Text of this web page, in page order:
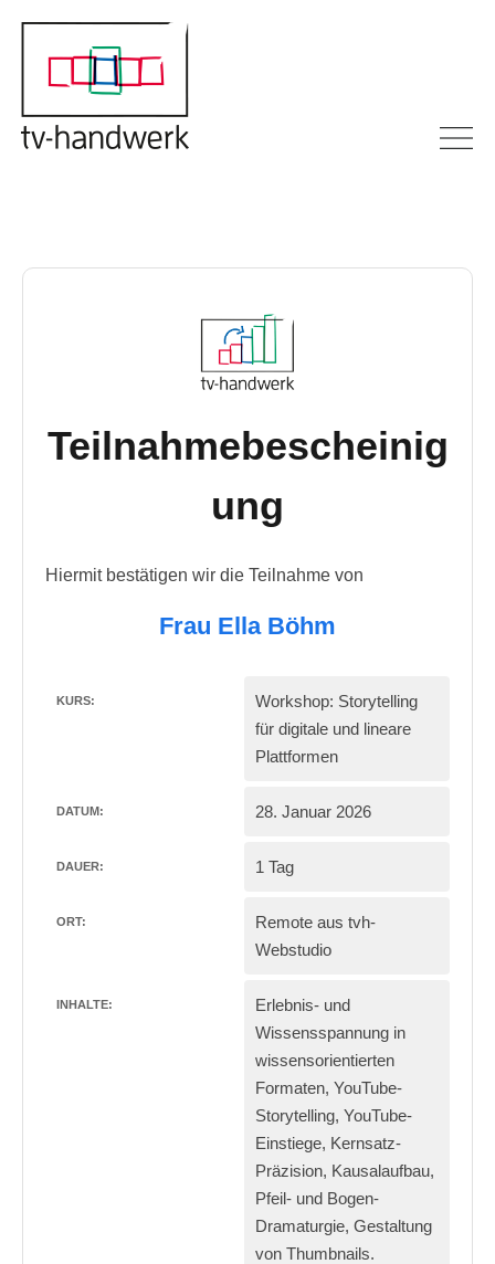
Teilnahmebescheinig
ung
Hiermit bestätigen wir die Teilnahme von
Frau Ella Böhm
KURS:
Workshop: Storytelling
für digitale und lineare
Plattformen
DATUM: 28. Januar 2026
DAUER: 1 Tag
ORT:
Remote aus tvh-
Webstudio
INHALTE:
Erlebnis- und
Wissensspannung in
wissensorientierten
Formaten, YouTube-
Storytelling, YouTube-
Einstiege, Kernsatz-
Präzision, Kausalaufbau,
Pfeil- und Bogen-
Dramaturgie, Gestaltung
von Thumbnails.